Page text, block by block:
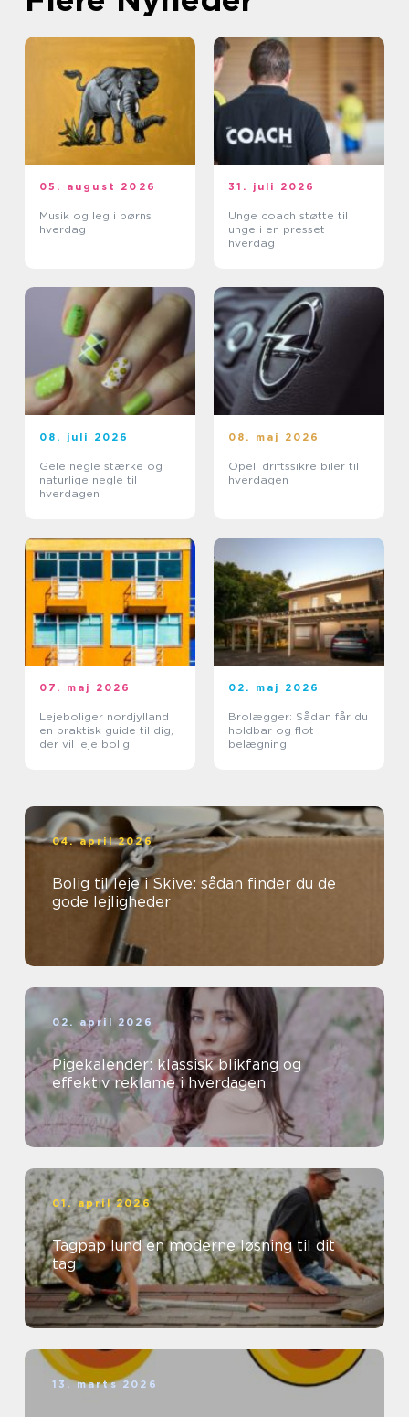
05. august 2026
Musik og leg i børns
hverdag
31. juli 2026
Unge coach støtte til
unge i en presset
hverdag
08. juli 2026
Gele negle stærke og
naturlige negle til
hverdagen
08. maj 2026
Opel: driftssikre biler til
hverdagen
07. maj 2026
Lejeboliger nordjylland
en praktisk guide til dig,
der vil leje bolig
02. maj 2026
Brolægger: Sådan får du
holdbar og flot
belægning
04. april 2026
Bolig til leje i Skive: sådan finder du de
gode lejligheder
02. april 2026
Pigekalender: klassisk blikfang og
effektiv reklame i hverdagen
01. april 2026
Tagpap lund en moderne løsning til dit
tag
13. marts 2026